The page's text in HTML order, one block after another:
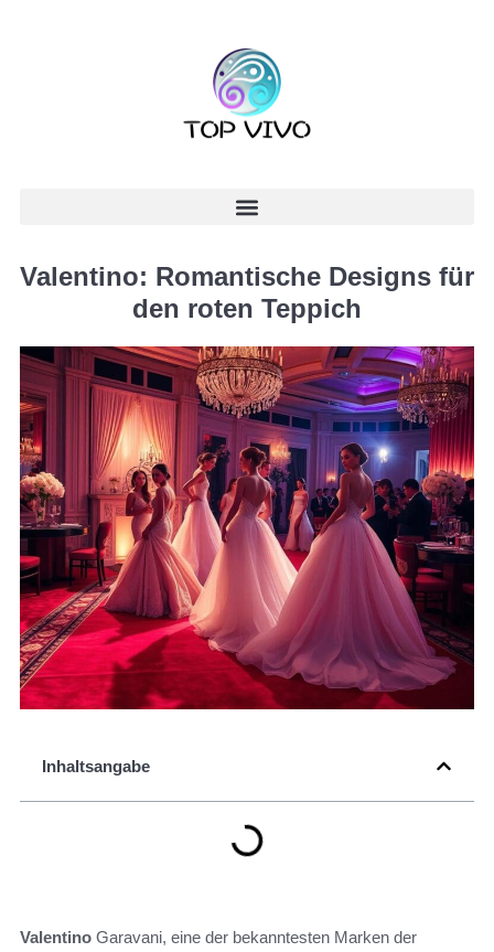
Valentino: Romantische Designs für
den roten Teppich
Inhaltsangabe
Valentino Garavani, eine der bekanntesten Marken der